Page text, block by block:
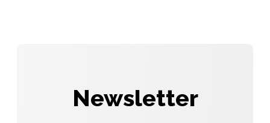
Newsletter